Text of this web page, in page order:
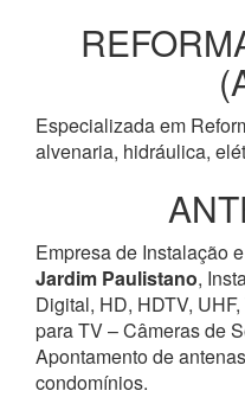
Especializada em
alvenaria, hidráulica,
Empresa de Instalação
Jardim Paulistano,
Digital, HD, HDTV,
para TV – Câmeras de
Apontamento de
condomínios.